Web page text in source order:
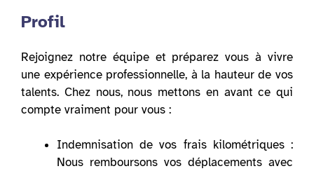
Profil
Rejoignez notre équipe et préparez vous à vivre
une expérience professionnelle, à la hauteur de vos
talents. Chez nous, nous mettons en avant ce qui
compte vraiment pour vous :
Indemnisation de vos frais kilométriques :
Nous remboursons vos déplacements avec